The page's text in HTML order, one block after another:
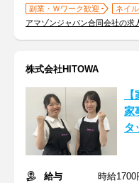
副業・Ｗワーク歓迎
ネイ
アマゾンジャパン合同会社の求
株式会社HITOWA
家
タ
給与
時給1700